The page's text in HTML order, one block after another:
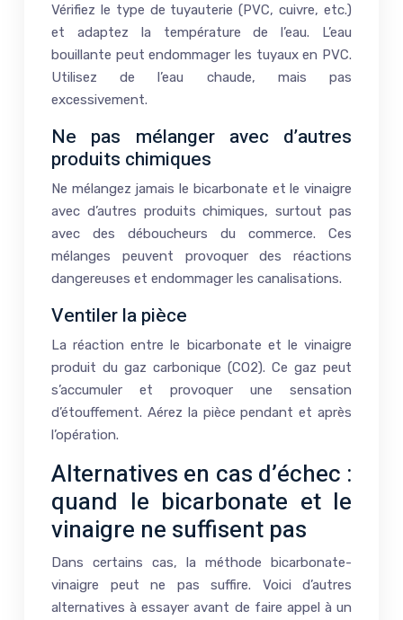
Vérifiez le type de tuyauterie (PVC, cuivre, etc.)
et adaptez la température de l’eau. L’eau
bouillante peut endommager les tuyaux en PVC.
Utilisez de l’eau chaude, mais pas
excessivement.
Ne pas mélanger avec d’autres
produits chimiques
Ne mélangez jamais le bicarbonate et le vinaigre
avec d’autres produits chimiques, surtout pas
avec des déboucheurs du commerce. Ces
mélanges peuvent provoquer des réactions
dangereuses et endommager les canalisations.
Ventiler la pièce
La réaction entre le bicarbonate et le vinaigre
produit du gaz carbonique (CO2). Ce gaz peut
s’accumuler et provoquer une sensation
d’étouffement. Aérez la pièce pendant et après
l’opération.
Alternatives en cas d’échec :
quand le bicarbonate et le
vinaigre ne suffisent pas
Dans certains cas, la méthode bicarbonate-
vinaigre peut ne pas suffire. Voici d’autres
alternatives à essayer avant de faire appel à un